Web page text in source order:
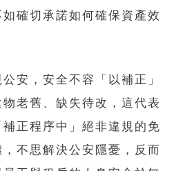
確切承諾如何確保資產效
安，安全不容「以補正」
老舊、缺失待改，這代表
正程序中」絕非違規的免
不思解決公安隱憂，反而